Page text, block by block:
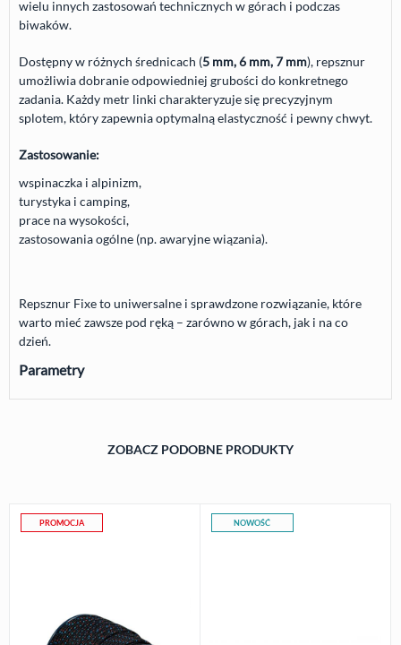
wielu innych zastosowań technicznych w górach i podczas
biwaków.
Dostępny w różnych średnicach (5 mm, 6 mm, 7 mm), repsznur
umożliwia dobranie odpowiedniej grubości do konkretnego
zadania. Każdy metr linki charakteryzuje się precyzyjnym
splotem, który zapewnia optymalną elastyczność i pewny chwyt.
Zastosowanie:
wspinaczka i alpinizm,
turystyka i camping,
prace na wysokości,
zastosowania ogólne (np. awaryjne wiązania).
Repsznur Fixe to uniwersalne i sprawdzone rozwiązanie, które
warto mieć zawsze pod ręką – zarówno w górach, jak i na co
dzień.
Parametry
ZOBACZ PODOBNE PRODUKTY
PROMOCJA NOWOŚĆ